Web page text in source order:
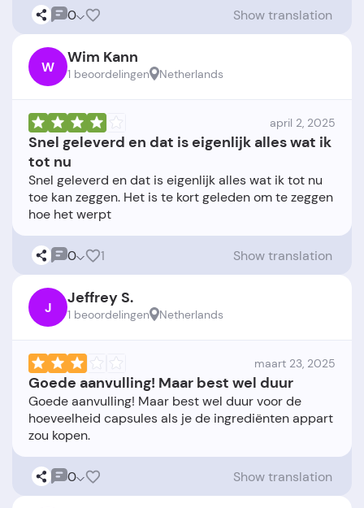
0 Show translation
W Wim Kann
1 beoordelingen Netherlands
april 2, 2025
Snel geleverd en dat is eigenlijk alles wat ik
tot nu
Snel geleverd en dat is eigenlijk alles wat ik tot nu
toe kan zeggen. Het is te kort geleden om te zeggen
0 1 Show translation
J Jeffrey S.
1 beoordelingen Netherlands
maart 23, 2025
Goede aanvulling! Maar best wel duur
Goede aanvulling! Maar best wel duur voor de
hoeveelheid capsules als je de ingrediënten appart
0 Show translation